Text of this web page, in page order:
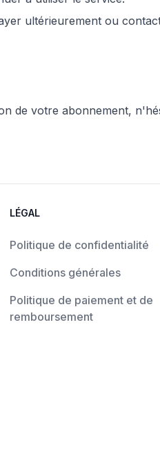
ultérieurement ou
de votre abonnement,
LÉGAL
Politique de confidentialité
Conditions générales
Politique de paiement et de
remboursement